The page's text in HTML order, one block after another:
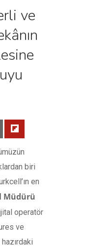
ve
biri
en
Müdürü
operatör
ve